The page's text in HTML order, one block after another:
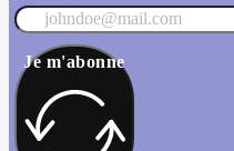
Je m'abonne